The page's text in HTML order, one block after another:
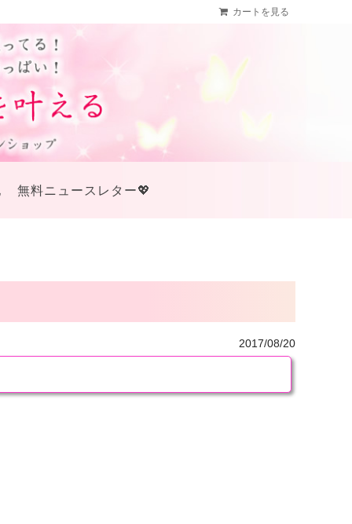
カートを見る
無料ニュースレター💖
2017/08/20